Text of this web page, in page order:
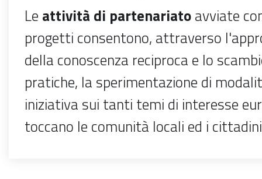
Le attività di partenariatoavviate
progetti consentono, attraverso
della conoscenza reciproca e lo
pratiche, la sperimentazione di
iniziativa sui tanti temi di interesse
toccano le comunità locali ed i